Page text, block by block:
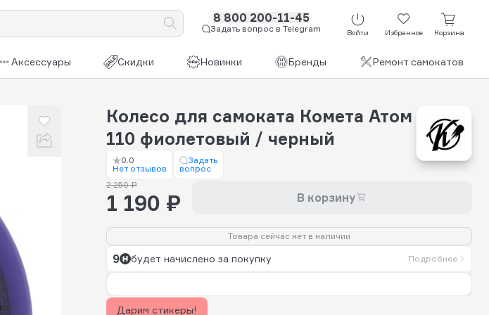
8 800 200-11-45
Задать вопрос в Telegram Войти Избранное Корзина
Аксессуары Скидки Новинки Бренды Ремонт самокатов
Колесо для самоката Комета Атом
110 фиолетовый / черный
0.0
Нет отзывов
Задать
вопрос
2 250 ₽
1 190 ₽ В корзину
Товара сейчас нет в наличии
9 будет начислено за покупку Подробнее
Дарим стикеры!